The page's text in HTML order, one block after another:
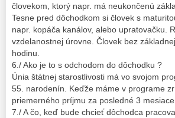
človekom, ktorý napr. má neukončenú
Tesne pred dôchodkom si človek s
napr. kopáča kanálov, alebo upratovačku.
vzdelanostnej úrovne. Človek bez
hodinu.
6./ Ako je to s odchodom do dôchodku ?
Únia štátnej starostlivosti má vo svojom
55. narodenín. Keďže máme v programe
priemerného príjmu za posledné 3
7./ A čo, keď bude chcieť dôchodca